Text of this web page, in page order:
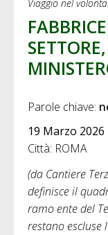
Viaggio nel
Parole chiave:
19 Marzo 2026
Città: ROMA
(da Cantiere
definisce il
ramo ente del
restano escluse